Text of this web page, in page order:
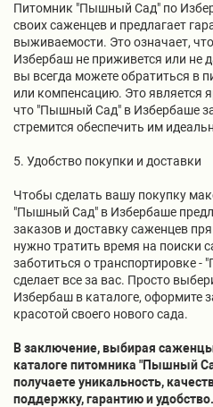
Питомник "Пышный Сад" по
своих саженцев и предлагает
выживаемости. Это означает,
Избербаш не приживется или не
вы всегда можете обратиться в
или компенсацию. Это является
что "Пышный Сад" в Избербаше
стремится обеспечить им
5. Удобство покупки и доставки
Чтобы сделать вашу покупку
"Пышный Сад" в Избербаше
заказов и доставку саженцев
нужно тратить время на поиски
заботиться о транспортировке
сделает все за вас. Просто
Избербаш в каталоге, оформите
красотой своего нового сада.
В заключение, выбирая
каталоге питомника "Пышный
получаете уникальность,
поддержку, гарантию и